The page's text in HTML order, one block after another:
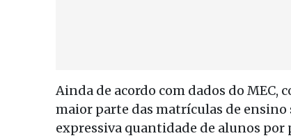
Ainda de acordo com dados do MEC,
maior parte das matrículas de
expressiva quantidade de alunos por